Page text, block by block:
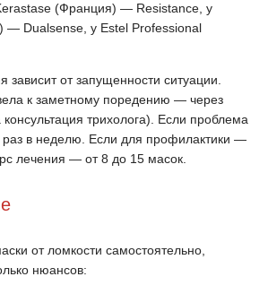
(Франция) — Resistance, у
— Dualsense, у Estel Professional
зависит от запущенности ситуации.
к заметному поредению — через
трихолога). Если проблема
в неделю. Если для профилактики —
лечения — от 8 до 15 масок.
от ломкости самостоятельно,
нюансов: